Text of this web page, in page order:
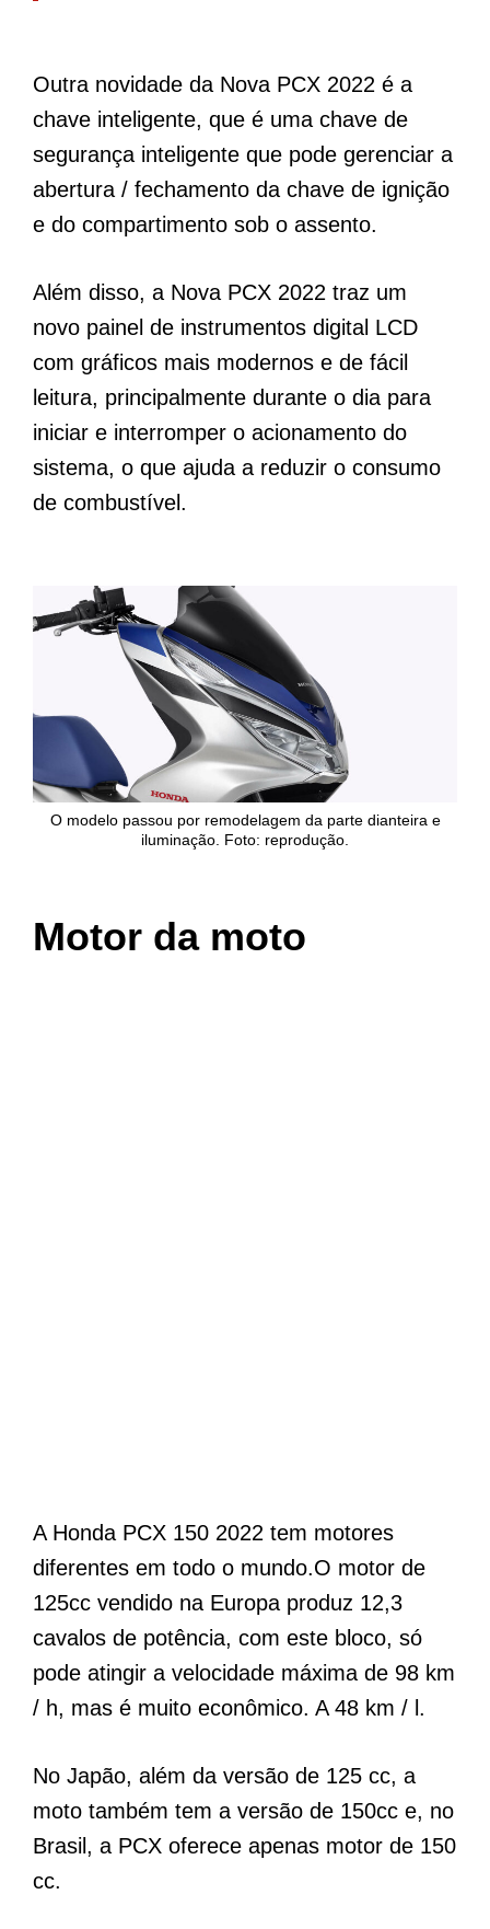
Outra novidade da Nova PCX 2022 é a
chave inteligente, que é uma chave de
segurança inteligente que pode gerenciar a
abertura / fechamento da chave de ignição
e do compartimento sob o assento.
Além disso, a Nova PCX 2022 traz um
novo painel de instrumentos digital LCD
com gráficos mais modernos e de fácil
leitura, principalmente durante o dia para
iniciar e interromper o acionamento do
sistema, o que ajuda a reduzir o consumo
de combustível.
O modelo passou por remodelagem da parte dianteira e
iluminação. Foto: reprodução.
Motor da moto
A Honda PCX 150 2022 tem motores
diferentes em todo o mundo.O motor de
125cc vendido na Europa produz 12,3
cavalos de potência, com este bloco, só
pode atingir a velocidade máxima de 98 km
/ h, mas é muito econômico. A 48 km / l.
No Japão, além da versão de 125 cc, a
moto também tem a versão de 150cc e, no
Brasil, a PCX oferece apenas motor de 150
cc.